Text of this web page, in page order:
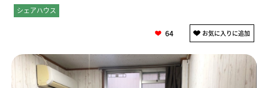
シェアハウス
64